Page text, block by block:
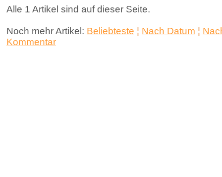
Alle 1 Artikel sind auf dieser Seite.
Noch mehr Artikel: Beliebteste ¦ Nach Datum ¦
Kommentar